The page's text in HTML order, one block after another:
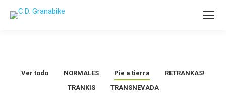
Ver todo NORMALES Pie a tierra
RETRANKAS!
TRANKIS
TRANSNEVADA